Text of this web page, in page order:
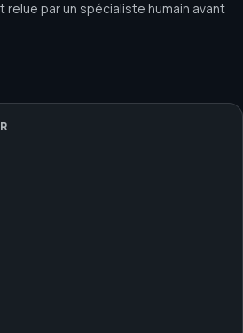
par un spécialiste humain avant